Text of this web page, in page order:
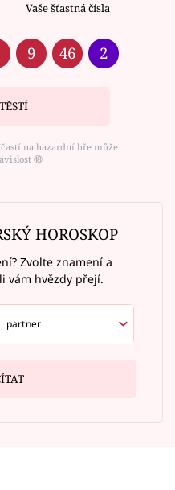
Vaše šťastná čísla
9 46 2
na hazardní hře může
⑱
HOROSKOP
Zvolte znamení a
vám hvězdy přejí.